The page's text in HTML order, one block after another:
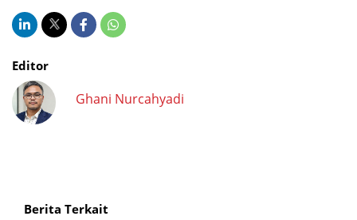
Editor
Ghani Nurcahyadi
Berita Terkait